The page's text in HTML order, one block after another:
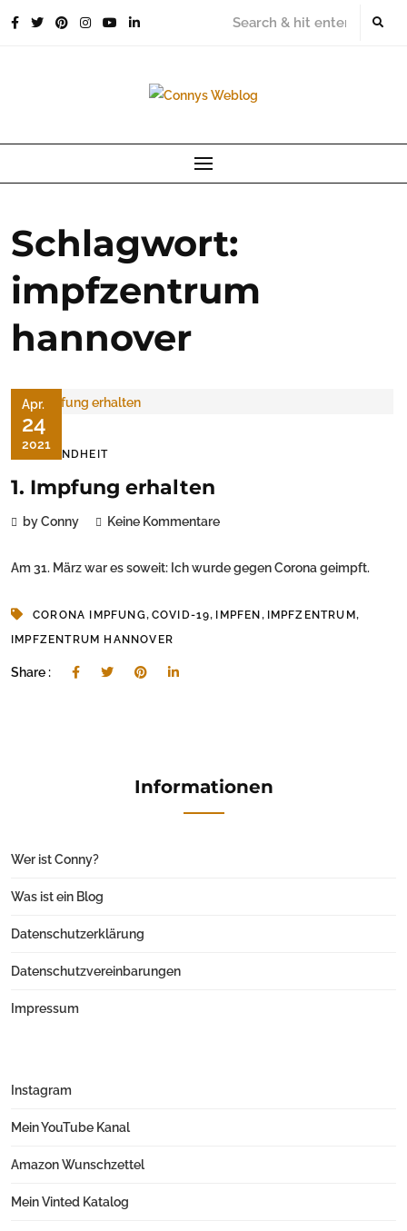
Schlagwort:
impfzentrum
hannover
Apr.
24
2021
GESUNDHEIT
1. Impfung erhalten
by Conny Keine Kommentare
Am 31. März war es soweit: Ich wurde gegen Corona geimpft.
CORONA IMPFUNG, COVID-19, IMPFEN, IMPFZENTRUM,
IMPFZENTRUM HANNOVER
Share :
Informationen
Wer ist Conny?
Was ist ein Blog
Datenschutzerklärung
Datenschutzvereinbarungen
Impressum
Instagram
Mein YouTube Kanal
Amazon Wunschzettel
Mein Vinted Katalog